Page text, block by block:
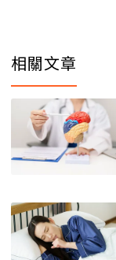
相關文章